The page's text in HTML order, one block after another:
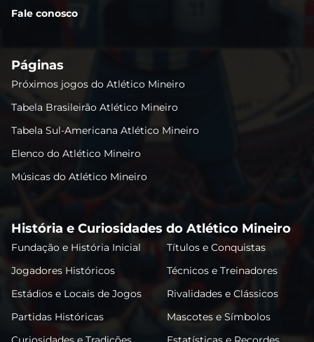
Fale conosco
Páginas
Próximos jogos do Atlético Mineiro
Tabela Brasileirão Atlético Mineiro
Tabela Sul-Americana Atlético Mineiro
Elenco do Atlético Mineiro
Músicas do Atlético Mineiro
História e Curiosidades do Atlético Mineiro
Fundação e História Inicial
Títulos e Conquistas
Jogadores Históricos
Técnicos e Treinadores
Estádios e Locais de Jogos
Rivalidades e Clássicos
Partidas Históricas
Mascotes e Símbolos